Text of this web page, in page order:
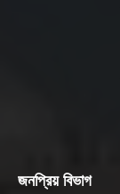
জনপ্রিয় বিভাগ